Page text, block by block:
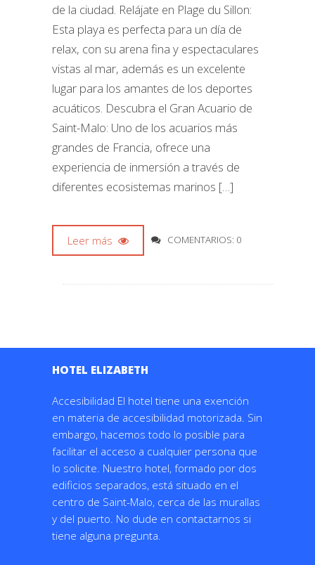
de la ciudad. Relájate en Plage du Sillon:
Esta playa es perfecta para un día de
relax, con su arena fina y espectaculares
vistas al mar, además es un excelente
lugar para los amantes de los deportes
acuáticos. Descubra el Gran Acuario de
Saint-Malo: Uno de los acuarios más
grandes de Francia, ofrece una
experiencia de inmersión a través de
diferentes ecosistemas marinos […]
Leer más COMENTARIOS: 0
HOTEL ELIZABETH
Accesibilidad El hotel tiene una exención
en materia de accesibilidad motorizada. Sin
embargo, hacemos todo lo posible para
facilitar el acceso a cualquier persona que
lo solicite. Nuestro hotel, formado por dos
edificios separados, está situado en el
centro de Saint-Malo, cerca de las murallas
y del puerto. No dude en contactarnos si
tiene alguna pregunta.